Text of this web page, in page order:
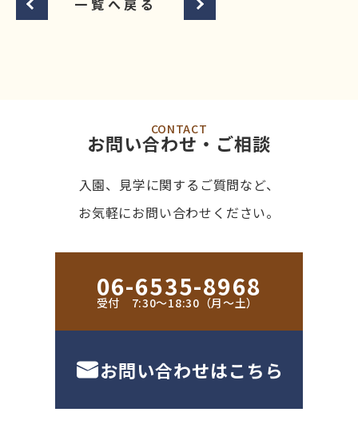
一覧へ戻る
CONTACT
お問い合わせ・ご相談
入園、見学に関するご質問など、
お気軽にお問い合わせください。
06-6535-8968
受付 7:30〜18:30（月〜土）
お問い合わせはこちら